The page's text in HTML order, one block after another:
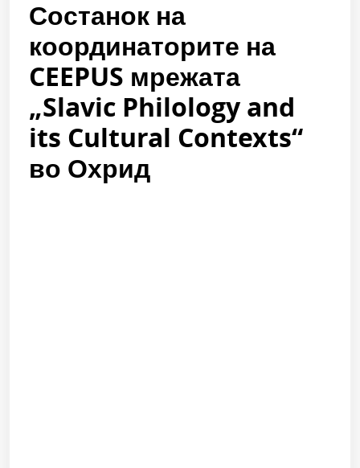
Состанок на
координаторите на
CEEPUS мрежата
„Slavic Philology and
its Cultural Contexts“
во Охрид